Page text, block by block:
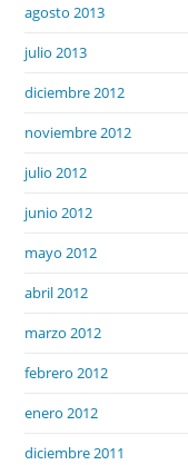
agosto 2013
julio 2013
diciembre 2012
noviembre 2012
julio 2012
junio 2012
mayo 2012
abril 2012
marzo 2012
febrero 2012
enero 2012
diciembre 2011